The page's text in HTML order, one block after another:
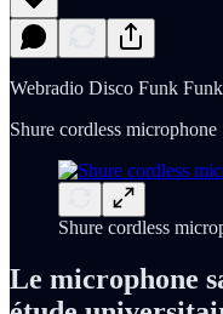
Webradio Disco Funk
Shure cordless microphone
Shure cordless
Le microphone